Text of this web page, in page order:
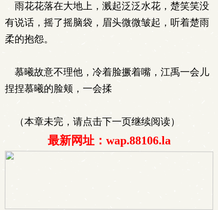
雨花花落在大地上，溅起泛泛水花，楚笑笑没
有说话，摇了摇脑袋，眉头微微皱起，听着楚雨
柔的抱怨。
慕曦故意不理他，冷着脸撅着嘴，江禹一会儿
捏捏慕曦的脸颊，一会揉
（本章未完，请点击下一页继续阅读）
最新网址：wap.88106.la